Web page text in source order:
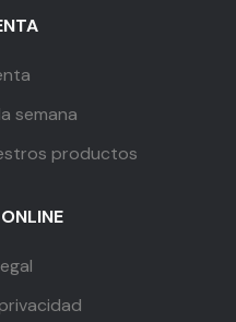
semana
productos